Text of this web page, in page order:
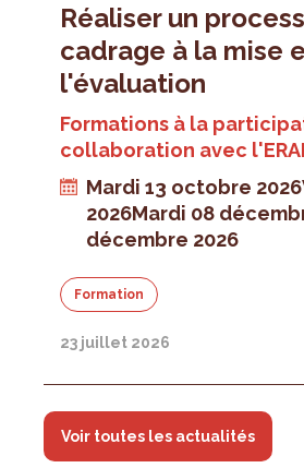
Réaliser un
cadrage à la mise
l'évaluation
Formations à la
collaboration avec
Mardi 13 octobre 2026
2026Mardi 08
décembre 2026
Formation
23 juillet 2026
Voir toutes les actualités